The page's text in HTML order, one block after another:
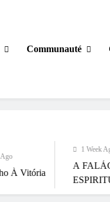
Communauté
A FALÁCIA DA
ESPIRITUALIDADE